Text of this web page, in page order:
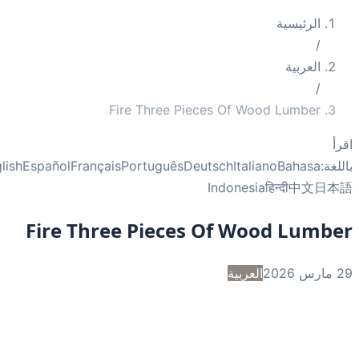
الرئيسية
العربية
Fire Three Pieces Of Wood Lumber
EnglishEspañolFrançaisPortuguêsDeutschItalianoBahasa
Indonesiaहिन्दी中文日
Fire Three Pieces Of Wood
العربية